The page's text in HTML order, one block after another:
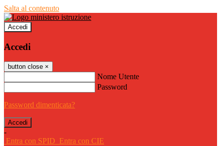
Salta al contenuto
Accedi
Accedi
button close ×
Nome Utente
Password
Password dimenticata?
-
Entra con SPID Entra con CIE